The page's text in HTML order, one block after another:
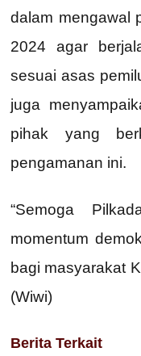
dalam mengawal
2024 agar
sesuai asas
juga
pihak yang
pengamanan ini.
“Semoga
momentum
bagi masyarakat
(Wiwi)
Berita Terkait